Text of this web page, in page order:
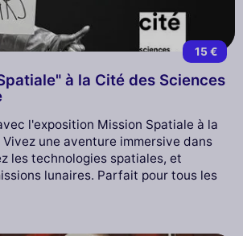
15 €
à la Cité des Sciences
l'exposition Mission Spatiale à la
une aventure immersive dans
les technologies spatiales, et
lunaires. Parfait pour tous les